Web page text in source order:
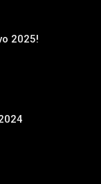
2025!